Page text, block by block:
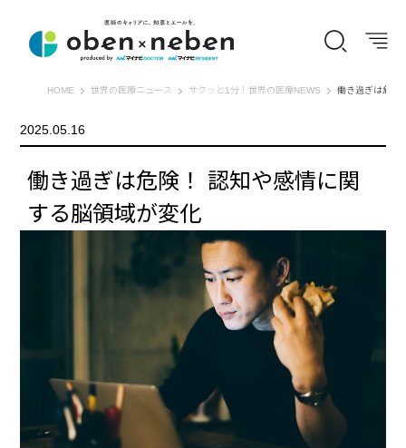
HOME オーベン×ネーベン
世界の医療ニュース サクッと1分！世界の医療NEWS 働き過ぎは危険
2025.05.16
働き過ぎは危険！ 認知や感情に関
する脳領域が変化